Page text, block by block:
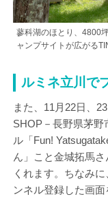
蓼科湖のほとり、4800
ャンプサイトが広がる
ルミネ立川で
また、11月22日、
SHOP－長野県茅野
ル「Fun!
ん」こと金城拓馬
くれます。ちなみ
ンネル登録した画